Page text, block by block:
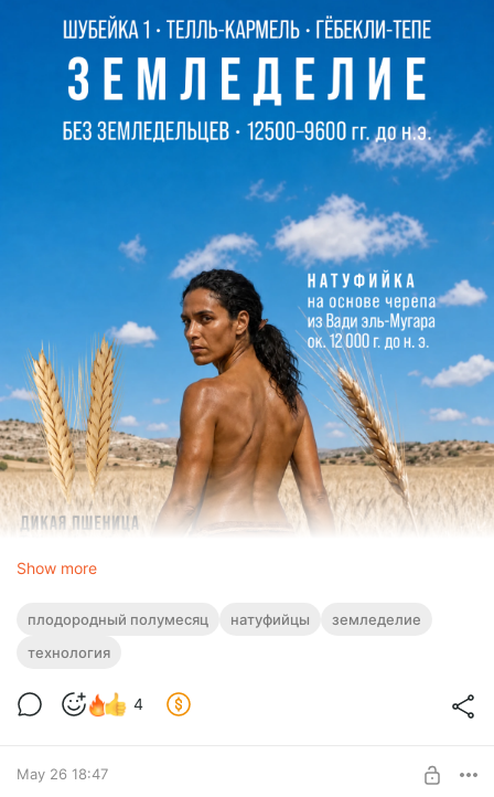
нам недругов. Будучи земледельцами, они занимались
добычей и обработкой обсидиана.
Show more
плодородный полумесяц натуфийцы
земледелие
технология
4
May 26 18:47